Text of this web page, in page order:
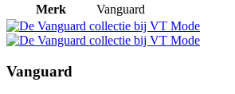
Merk
Vanguard
Vanguard